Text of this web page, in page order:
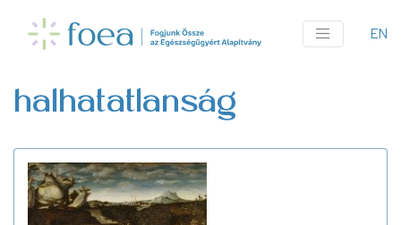
tartalomra
EN
halhatatlanság